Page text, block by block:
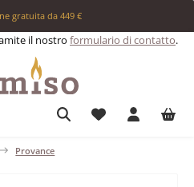
gratuita da 449 €
il nostro formulario di contatto.
Hai 0 articoli
Provance